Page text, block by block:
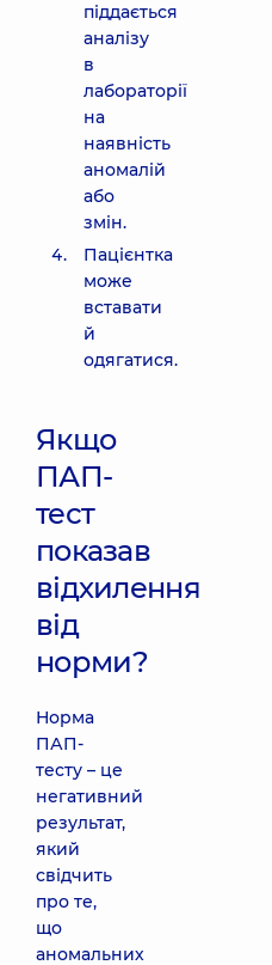
піддається
аналізу
в
лабораторії
на
наявність
аномалій
або
змін.
Пацієнтка
може
вставати
й
одягатися.
Якщо
ПАП-
тест
показав
відхилення
від
норми?
Норма
ПАП-
тесту – це
негативний
результат,
який
свідчить
про те,
що
аномальних